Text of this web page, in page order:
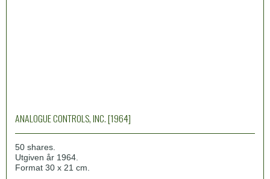
ANALOGUE CONTROLS, INC. [1964]
50 shares.
Utgiven år 1964.
Format 30 x 21 cm.